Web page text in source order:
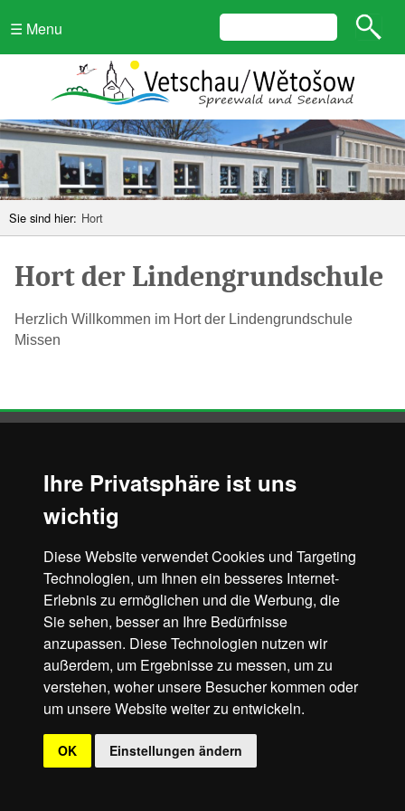
Ihre Privatsphäre ist uns
wichtig
Diese Website verwendet Cookies und Targeting
Technologien, um Ihnen ein besseres Internet-
Erlebnis zu ermöglichen und die Werbung, die
Sie sehen, besser an Ihre Bedürfnisse
anzupassen. Diese Technologien nutzen wir
außerdem, um Ergebnisse zu messen, um zu
verstehen, woher unsere Besucher kommen oder
um unsere Website weiter zu entwickeln.
OK Einstellungen ändern
☰ Menu
Sie sind hier: Hort
Hort der Lindengrundschule
Herzlich Willkommen im Hort der Lindengrundschule
Missen
© 2018 - 2026 Stadt Vetschau/Spreewald